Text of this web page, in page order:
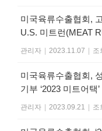
미국육류수출협회,
U.S. 미트런(MEAT
관리자 2023.11.07 조
미국육류수출협회,
기부 ‘2023 미트어택
관리자 2023.09.21 조